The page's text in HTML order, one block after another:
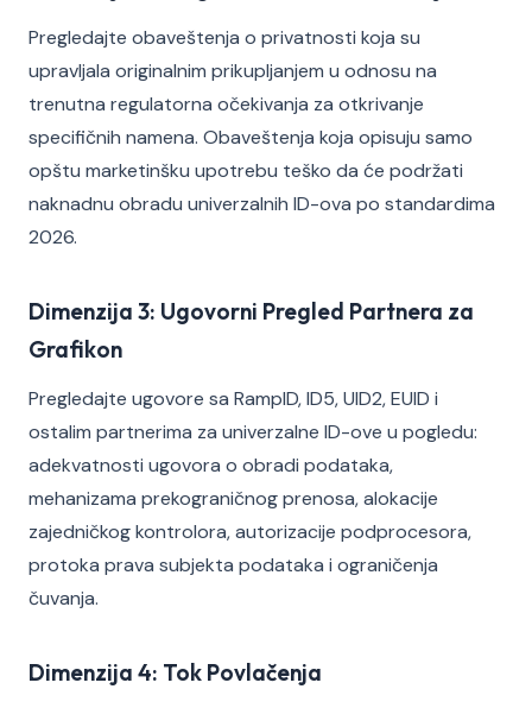
Pregledajte obaveštenja o privatnosti koja su
upravljala originalnim prikupljanjem u odnosu na
trenutna regulatorna očekivanja za otkrivanje
specifičnih namena. Obaveštenja koja opisuju samo
opštu marketinšku upotrebu teško da će podržati
naknadnu obradu univerzalnih ID-ova po standardima
2026.
Dimenzija 3: Ugovorni Pregled Partnera za
Grafikon
Pregledajte ugovore sa RampID, ID5, UID2, EUID i
ostalim partnerima za univerzalne ID-ove u pogledu:
adekvatnosti ugovora o obradi podataka,
mehanizama prekograničnog prenosa, alokacije
zajedničkog kontrolora, autorizacije podprocesora,
protoka prava subjekta podataka i ograničenja
čuvanja.
Dimenzija 4: Tok Povlačenja